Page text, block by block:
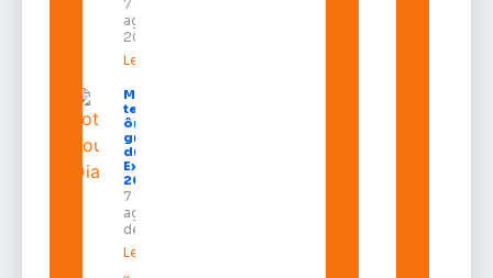
7 de
agosto de
2026
Leia mais »
Macapá
terá
ônibus
gratuitos
durante a
Expofeira
2026
7 de
agosto
de 2026
Leia mais